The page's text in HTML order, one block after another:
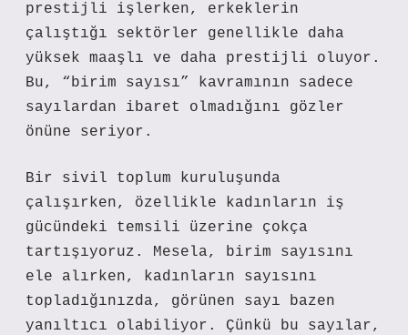
prestijli işlerken, erkeklerin
çalıştığı sektörler genellikle daha
yüksek maaşlı ve daha prestijli oluyor.
Bu, “birim sayısı” kavramının sadece
sayılardan ibaret olmadığını gözler
önüne seriyor.
Bir sivil toplum kuruluşunda
çalışırken, özellikle kadınların iş
gücündeki temsili üzerine çokça
tartışıyoruz. Mesela, birim sayısını
ele alırken, kadınların sayısını
topladığınızda, görünen sayı bazen
yanıltıcı olabiliyor. Çünkü bu sayılar,